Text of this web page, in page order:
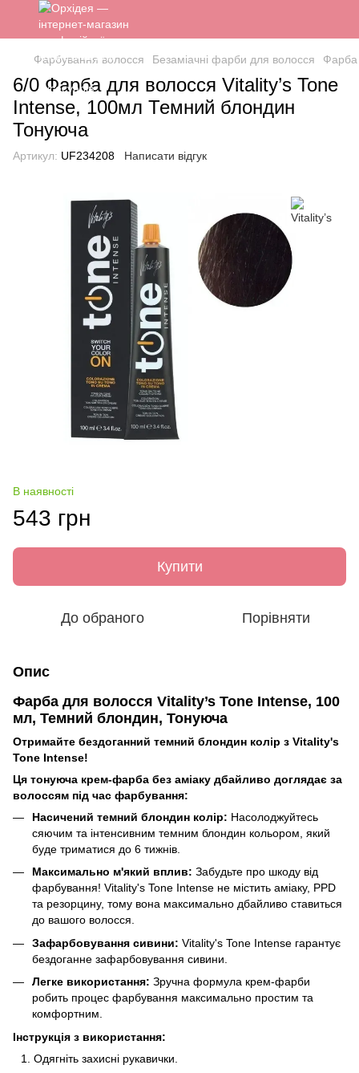
Фарбування волосся Безаміачні фарби для волосся Фарба
6/0 Фарба для волосся Vitality’s Tone
Intense, 100мл Темний блондин
Тонуюча
Артикул: UF234208 Написати відгук
В наявності
543 грн
Купити
До обраного Порівняти
Опис
Фарба для волосся Vitality’s Tone Intense, 100
мл, Темний блондин, Тонуюча
Отримайте бездоганний темний блондин колір з Vitality's
Tone Intense!
Ця тонуюча крем-фарба без аміаку дбайливо доглядає за
волоссям під час фарбування:
Насичений темний блондин колір: Насолоджуйтесь
сяючим та інтенсивним темним блондин кольором, який
буде триматися до 6 тижнів.
Максимально м'який вплив: Забудьте про шкоду від
фарбування! Vitality's Tone Intense не містить аміаку, PPD
та резорцину, тому вона максимально дбайливо ставиться
до вашого волосся.
Зафарбовування сивини: Vitality's Tone Intense гарантує
бездоганне зафарбовування сивини.
Легке використання: Зручна формула крем-фарби
робить процес фарбування максимально простим та
комфортним.
Інструкція з використання:
Одягніть захисні рукавички.